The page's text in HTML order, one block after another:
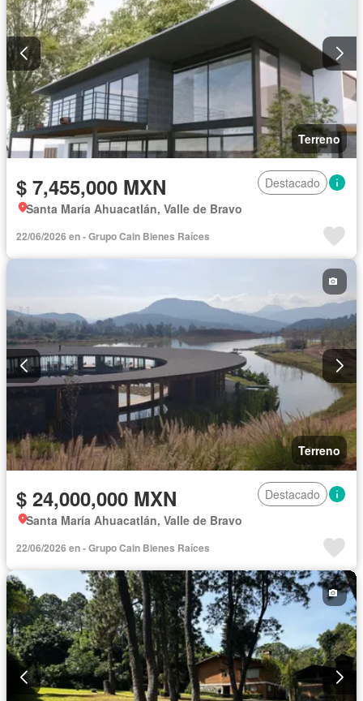
Terreno
$ 7,455,000 MXN
Destacado
Santa María Ahuacatlán, Valle de Bravo
22/06/2026 en - Grupo Cain Bienes Raíces
Terreno
$ 24,000,000 MXN
Destacado
Santa María Ahuacatlán, Valle de Bravo
22/06/2026 en - Grupo Cain Bienes Raíces